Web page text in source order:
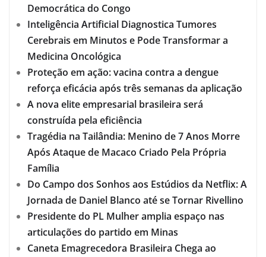
Democrática do Congo
Inteligência Artificial Diagnostica Tumores
Cerebrais em Minutos e Pode Transformar a
Medicina Oncológica
Proteção em ação: vacina contra a dengue
reforça eficácia após três semanas da aplicação
A nova elite empresarial brasileira será
construída pela eficiência
Tragédia na Tailândia: Menino de 7 Anos Morre
Após Ataque de Macaco Criado Pela Própria
Família
Do Campo dos Sonhos aos Estúdios da Netflix: A
Jornada de Daniel Blanco até se Tornar Rivellino
Presidente do PL Mulher amplia espaço nas
articulações do partido em Minas
Caneta Emagrecedora Brasileira Chega ao